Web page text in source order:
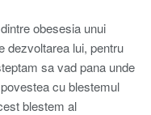
obesesia unui
dezvoltarea lui, pentru
sa vad pana unde
cu blestemul
blestem al